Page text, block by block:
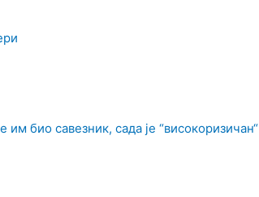
био савезник, сада је